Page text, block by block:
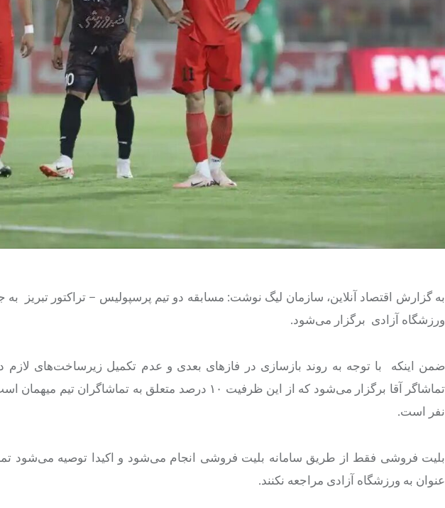
ورزشگاه آزادی برگزار می‌شود.
تماشاگر آقا برگزار می‌شود که از این ظرفیت ۱۰ درصد متعلق
نفر است.
بلیت فروشی فقط از طریق سامانه بلیت فروشی انجام می‌شود و اکیدا توصیه می‌شود
عنوان به ورزشگاه آزادی مراجعه نکنند.